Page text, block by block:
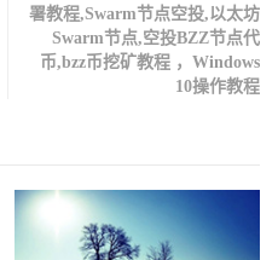
署教程,Swarm节点空投,以太坊
Swarm节点,空投BZZ节点代
币,bzz币挖矿教程 ，Windows
10操作教程